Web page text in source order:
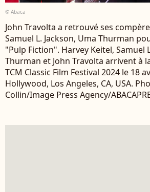
© Abaca
John Travolta a retrouvé ses
Samuel L. Jackson, Uma Thurman
"Pulp Fiction". Harvey Keitel, Samuel
Thurman et John Travolta arrivent à
TCM Classic Film Festival 2024 le 18
Hollywood, Los Angeles, CA, USA.
Collin/Image Press Agency/